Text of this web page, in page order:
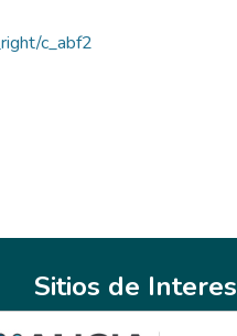
c_abf2
Sitios de Interes